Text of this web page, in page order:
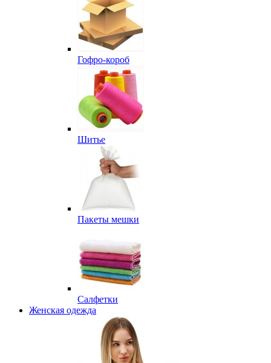
Гофро-короб
Шитье
Пакеты мешки
Салфетки
Женская одежда